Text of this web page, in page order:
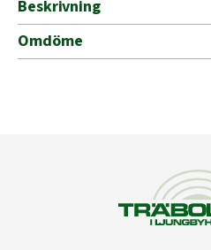
Beskrivning
Omdöme